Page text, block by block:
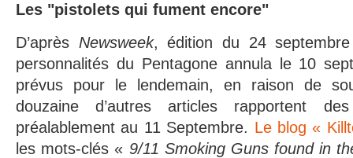
Les "pistolets qui fument encore"
D’après Newsweek, édition du 24
personnalités du Pentagone annula le 10
prévus pour le lendemain, en raison de
douzaine d’autres articles rapportent
préalablement au 11 Septembre. Le blog «
les mots-clés « 9/11 Smoking Guns found in